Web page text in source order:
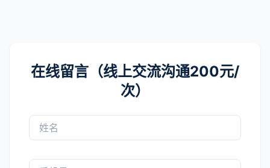
在线留言（线上交流沟通200元/
次）